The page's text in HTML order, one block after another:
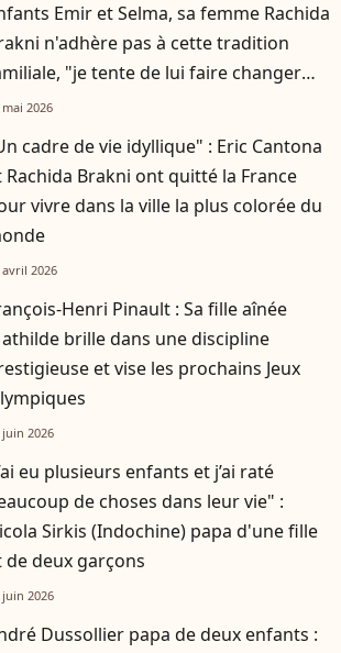
Emir et Selma, sa femme Rachida
n'adhère pas à cette tradition
"je tente de lui faire changer
mai 2026
cadre de vie idyllique" : Eric Cantona
Rachida Brakni ont quitté la France
vivre dans la ville la plus colorée du
avril 2026
Henri Pinault : Sa fille aînée
brille dans une discipline
et vise les prochains Jeux
juin 2026
eu plusieurs enfants et j’ai raté
de choses dans leur vie" :
Sirkis (Indochine) papa d'une fille
de deux garçons
juin 2026
Dussollier papa de deux enfants :